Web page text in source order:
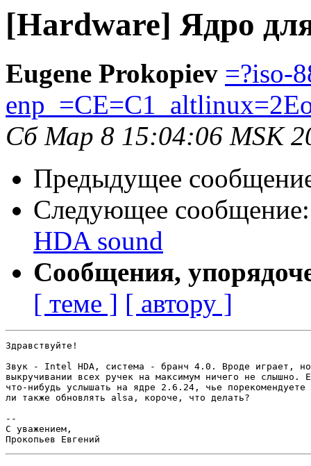
[Hardware] Ядро
Eugene Prokopiev =?iso-
Сб Мар 8 15:04:06 MSK
Предыдущее
Следующее
HDA sound
Сообщения,
[ теме ] [ автору ]
Здравствуйте!
Звук - Intel HDA, система - бранч 4.0. Вроде играет,
выкручивании всех ручек на максимум ничего не слышно.
что-нибудь услышать на ядре 2.6.24, чье порекомендуете
ли также обновлять alsa, короче, что делать?
--
С уважением,